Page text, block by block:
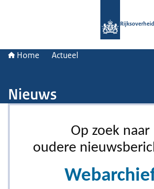
Rijksoverheid
Home Actueel
Nieuws